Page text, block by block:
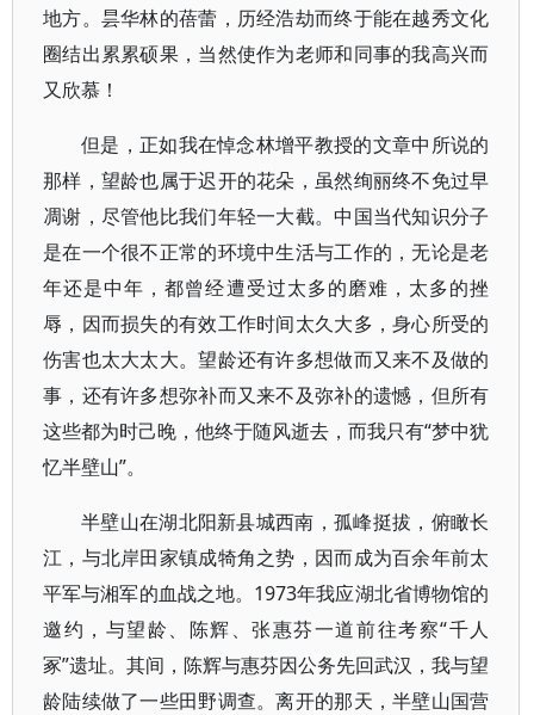
地方。昙华林的蓓蕾，历经浩劫而终于能在越秀文化
圈结出累累硕果，当然使作为老师和同事的我高兴而
又欣慕！
但是，正如我在悼念林增平教授的文章中所说的
那样，望龄也属于迟开的花朵，虽然绚丽终不免过早
凋谢，尽管他比我们年轻一大截。中国当代知识分子
是在一个很不正常的环境中生活与工作的，无论是老
年还是中年，都曾经遭受过太多的磨难，太多的挫
辱，因而损失的有效工作时间太久大多，身心所受的
伤害也太大太大。望龄还有许多想做而又来不及做的
事，还有许多想弥补而又来不及弥补的遗憾，但所有
这些都为时己晚，他终于随风逝去，而我只有“梦中犹
忆半壁山”。
半壁山在湖北阳新县城西南，孤峰挺拔，俯瞰长
江，与北岸田家镇成犄角之势，因而成为百余年前太
平军与湘军的血战之地。1973年我应湖北省博物馆的
邀约，与望龄、陈辉、张惠芬一道前往考察“千人
冢”遗址。其间，陈辉与惠芬因公务先回武汉，我与望
龄陆续做了一些田野调查。离开的那天，半壁山国营